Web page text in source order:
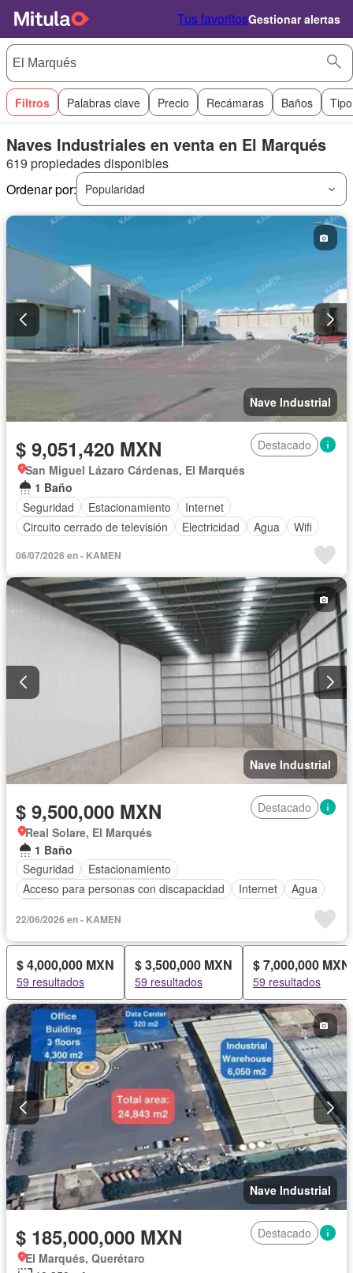
Tus favoritosGestionar alertas
Filtros Palabras clave Precio Recámaras Baños
Naves Industriales en venta en El Marqués
619 propiedades disponibles
Ordenar por:
Popularidad
Nave Industrial
$ 9,051,420 MXN
Destacado
San Miguel Lázaro Cárdenas, El Marqués
1 Baño
Seguridad
Estacionamiento
Internet
Circuito cerrado de televisión
Electricidad Agua Wifi
06/07/2026 en - KAMEN
Nave Industrial
$ 9,500,000 MXN
Destacado
Real Solare, El Marqués
1 Baño
Seguridad
Estacionamiento
Acceso para personas con discapacidad
Internet
Agua
22/06/2026 en - KAMEN
$ 4,000,000 MXN
59 resultados
$ 3,500,000 MXN
59 resultados
$ 7,000,000 MXN
59 resultados
Nave Industrial
$ 185,000,000 MXN
Destacado
El Marqués, Querétaro